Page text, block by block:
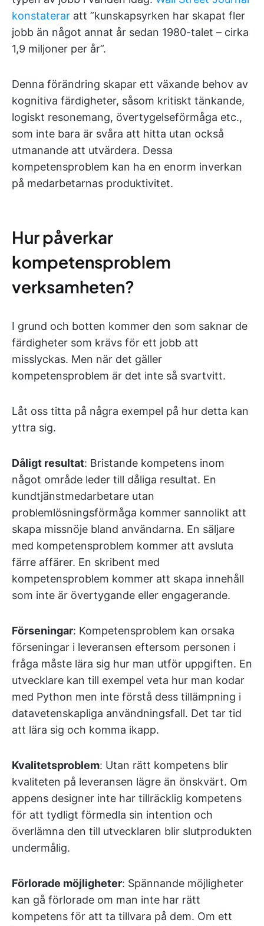
konstaterar att ”kunskapsyrken har skapat fler
jobb än något annat år sedan 1980-talet – cirka
1,9 miljoner per år”.
Denna förändring skapar ett växande behov av
kognitiva färdigheter, såsom kritiskt tänkande,
logiskt resonemang, övertygelseförmåga etc.,
som inte bara är svåra att hitta utan också
utmanande att utvärdera. Dessa
kompetensproblem kan ha en enorm inverkan
på medarbetarnas produktivitet.
Hur påverkar
kompetensproblem
verksamheten?
I grund och botten kommer den som saknar de
färdigheter som krävs för ett jobb att
misslyckas. Men när det gäller
kompetensproblem är det inte så svartvitt.
Låt oss titta på några exempel på hur detta kan
yttra sig.
Dåligt resultat: Bristande kompetens inom
något område leder till dåliga resultat. En
kundtjänstmedarbetare utan
problemlösningsförmåga kommer sannolikt att
skapa missnöje bland användarna. En säljare
med kompetensproblem kommer att avsluta
färre affärer. En skribent med
kompetensproblem kommer att skapa innehåll
som inte är övertygande eller engagerande.
Förseningar: Kompetensproblem kan orsaka
förseningar i leveransen eftersom personen i
fråga måste lära sig hur man utför uppgiften. En
utvecklare kan till exempel veta hur man kodar
med Python men inte förstå dess tillämpning i
datavetenskapliga användningsfall. Det tar tid
att lära sig och komma ikapp.
Kvalitetsproblem: Utan rätt kompetens blir
kvaliteten på leveransen lägre än önskvärt. Om
appens designer inte har tillräcklig kompetens
för att tydligt förmedla sin intention och
överlämna den till utvecklaren blir slutprodukten
undermålig.
Förlorade möjligheter: Spännande möjligheter
kan gå förlorade om man inte har rätt
kompetens för att ta tillvara på dem. Om ett